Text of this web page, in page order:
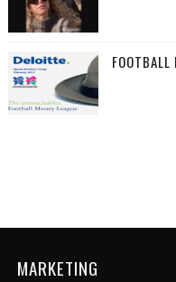
FOOTBALL
MARKETING